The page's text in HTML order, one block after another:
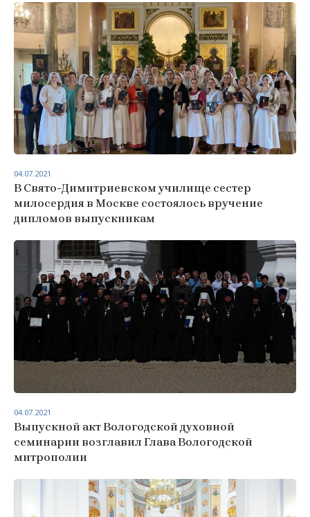
В Свято-Димитриевском училище сестер
милосердия в Москве состоялось вручение
дипломов выпускникам
04.07.2021
Выпускной акт Вологодской духовной
семинарии возглавил Глава Вологодской
митрополии
04.07.2021